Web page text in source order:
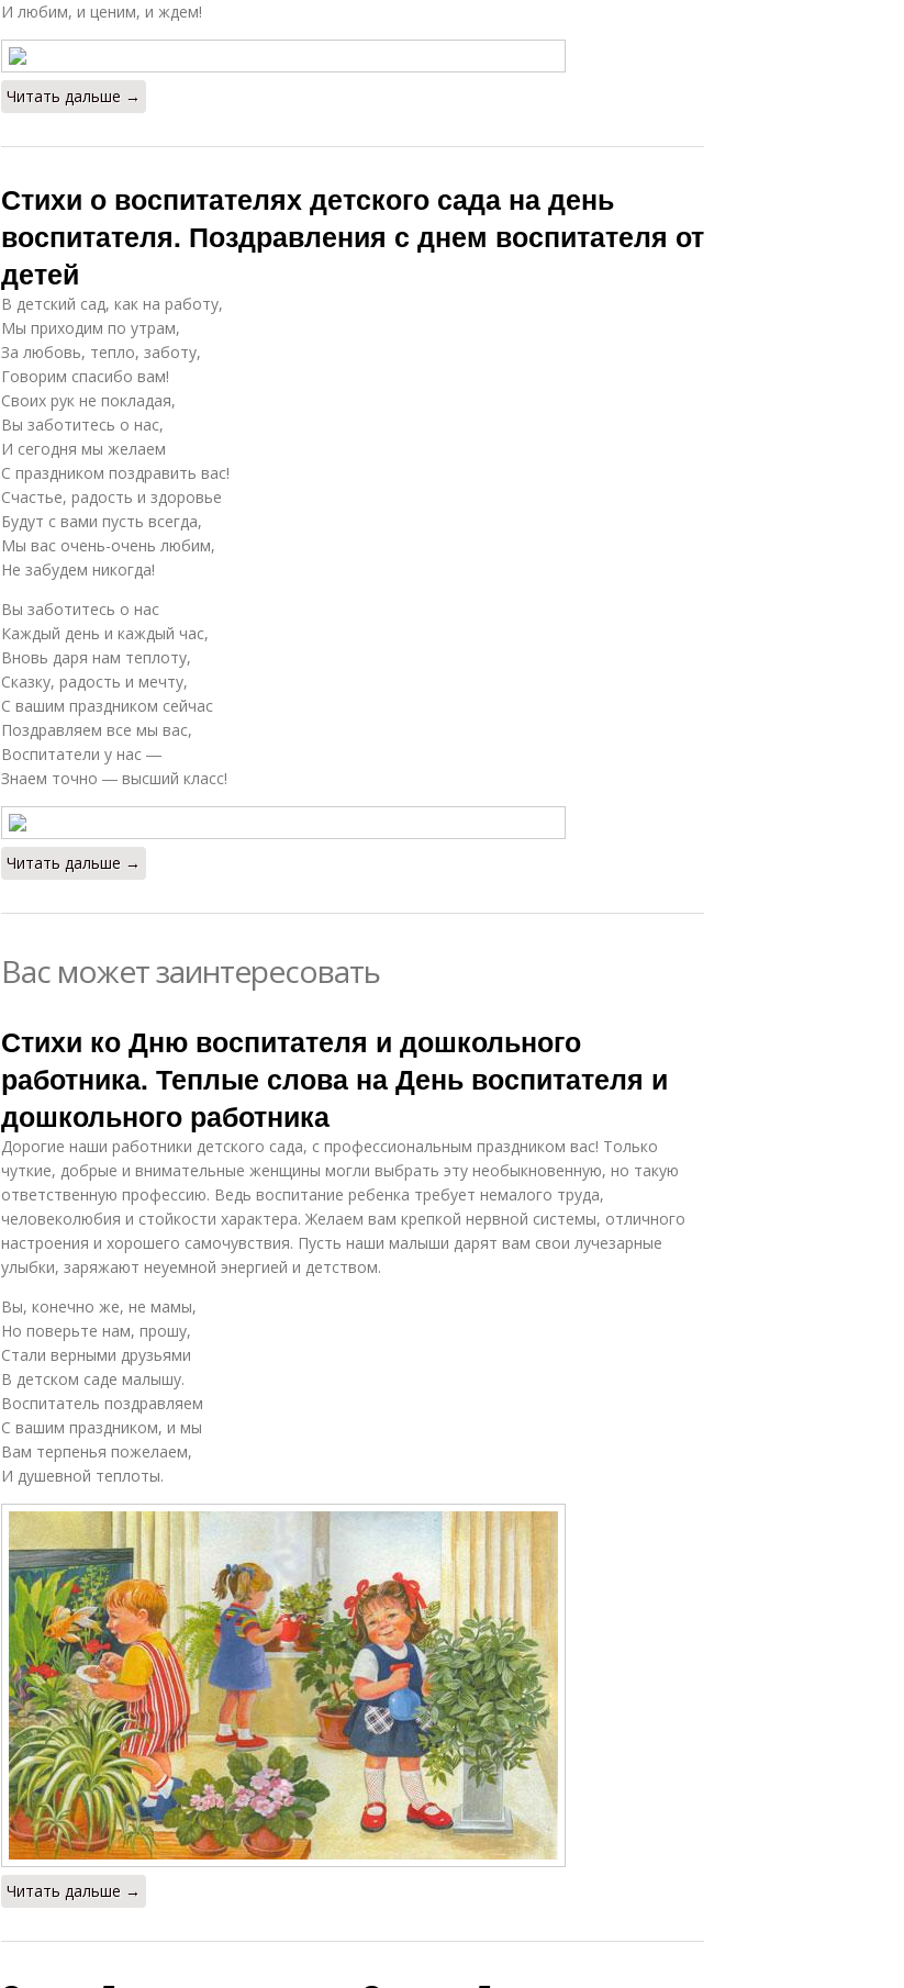
И любим, и ценим, и ждем!
Читать дальше →
Стихи о воспитателях детского сада на день
воспитателя. Поздравления с днем воспитателя от
детей
В детский сад, как на работу,
Мы приходим по утрам,
За любовь, тепло, заботу,
Говорим спасибо вам!
Своих рук не покладая,
Вы заботитесь о нас,
И сегодня мы желаем
С праздником поздравить вас!
Счастье, радость и здоровье
Будут с вами пусть всегда,
Мы вас очень-очень любим,
Не забудем никогда!
Вы заботитесь о нас
Каждый день и каждый час,
Вновь даря нам теплоту,
Сказку, радость и мечту,
С вашим праздником сейчас
Поздравляем все мы вас,
Воспитатели у нас ―
Знаем точно ― высший класс!
Читать дальше →
Вас может заинтересовать
Стихи ко Дню воспитателя и дошкольного
работника. Теплые слова на День воспитателя и
дошкольного работника
Дорогие наши работники детского сада, с профессиональным праздником вас! Только
чуткие, добрые и внимательные женщины могли выбрать эту необыкновенную, но такую
ответственную профессию. Ведь воспитание ребенка требует немалого труда,
человеколюбия и стойкости характера. Желаем вам крепкой нервной системы, отличного
настроения и хорошего самочувствия. Пусть наши малыши дарят вам свои лучезарные
улыбки, заряжают неуемной энергией и детством.
Вы, конечно же, не мамы,
Но поверьте нам, прошу,
Стали верными друзьями
В детском саде малышу.
Воспитатель поздравляем
С вашим праздником, и мы
Вам терпенья пожелаем,
И душевной теплоты.
Читать дальше →